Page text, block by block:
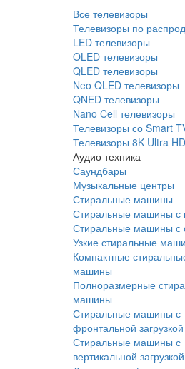
Все телевизоры
Телевизоры по
LED телевизоры
OLED телевизоры
QLED телевизоры
Neo QLED телевизоры
QNED телевизоры
Nano Cell телевизоры
Телевизоры со Smart
Телевизоры 8K Ultra HD
Аудио техника
Саундбары
Музыкальные центры
Стиральные машины
Стиральные машины с
Стиральные машины с
Узкие стиральные
Компактные
машины
Полноразмерные
машины
Стиральные машины с
фронтальной загрузкой
Стиральные машины с
вертикальной загрузкой